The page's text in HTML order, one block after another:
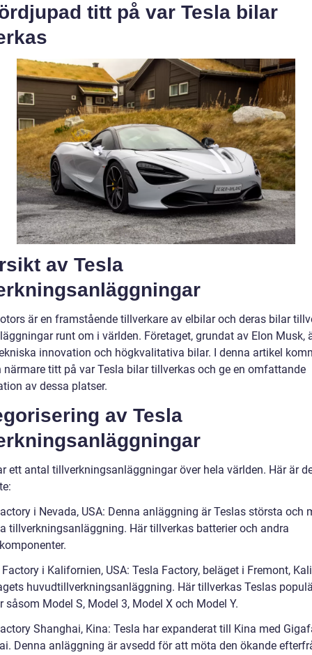
titt på var Tesla bilar
av Tesla
är en framstående tillverkare av elbilar och deras bilar
runt om i världen. Företaget, grundat av Elon Musk,
innovation och högkvalitativa bilar. I denna artikel
närmare titt på var Tesla bilar tillverkas och ge en omfattande
av dessa platser.
av Tesla
ett antal tillverkningsanläggningar över hela världen. Här är
i Nevada, USA: Denna anläggning är Teslas största och
tillverkningsanläggning. Här tillverkas batterier och andra
i Kalifornien, USA: Tesla Factory, beläget i Fremont,
huvudtillverkningsanläggning. Här tillverkas Teslas
såsom Model S, Model 3, Model X och Model Y.
Shanghai, Kina: Tesla har expanderat till Kina med
Denna anläggning är avsedd för att möta den ökande